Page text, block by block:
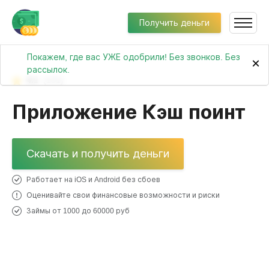
Получить деньги
Покажем, где вас УЖЕ одобрили! Без звонков. Без
рассылок.
×
Приложение Кэш поинт
Скачать и получить деньги
Работает на iOS и Android без сбоев
Оценивайте свои финансовые возможности и риски
Займы от 1000 до 60000 руб